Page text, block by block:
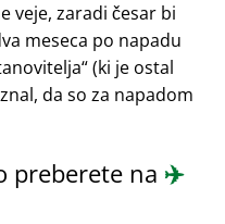
veje, zaradi česar bi
meseca po napadu
(ki je ostal
da so za napadom
preberete na ✈️